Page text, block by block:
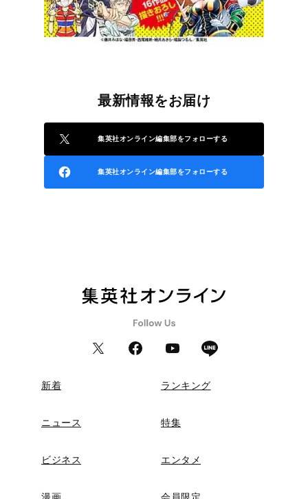
最新情報をお届け
集英社オンライン編集部をフォローする
集英社オンライン編集部をフォローする
新着 ランキング
ニュース 特集
ビジネス エンタメ